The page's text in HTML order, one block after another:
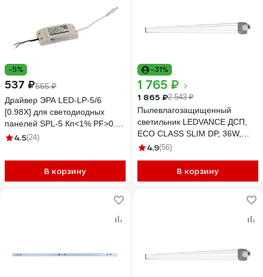
-5%
537 ₽565 ₽
Драйвер ЭРА LED-LP-5/6
[0.98X] для светодиодных
панелей SPL-5 Кп<1% PF>0.98
Б0039417
4.5(24)
В корзину
-31%
1 765 ₽
1 865 ₽2 543 ₽
Пылевлагозащищенный
светильник LEDVANCE ДСП,
ECO CLASS SLIM DP, 36W,
840, 230V, 65, 20X1
4.9(56)
В корзину